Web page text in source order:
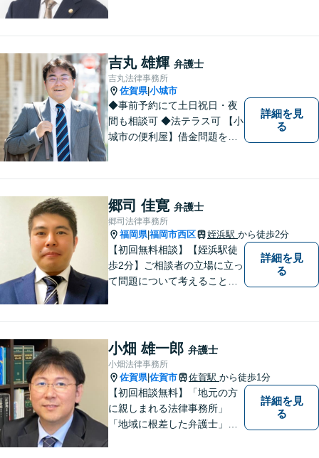
チーム体制による迅速で最適
なリーガルサービスを提供い
たします。
吉丸 雄輝 弁護士
吉丸法律事務所
佐賀県|小城市
◆事前予約にて土日祝日・夜
間も相談可 ◆法テラス可 【小
城市の便利屋】借金問題を中
詳細を見
る
郷司 佳寛 弁護士
郷司法律事務所
福岡県|福岡市西区 姪浜駅 から徒歩2分
【初回無料相談】【姪浜駅徒
歩2分】ご相談者の立場に立っ
て問題について考えることが
あらゆる問題解決に精通。
【電話相談可】
詳細を見
る
小畑 雄一郎 弁護士
小畑法律事務所
佐賀県|佐賀市 佐賀駅 から徒歩1分
【初回相談無料】「地元の方
に親しまれる法律事務所」
「地域に根差した弁護士」を
詳細を見
る